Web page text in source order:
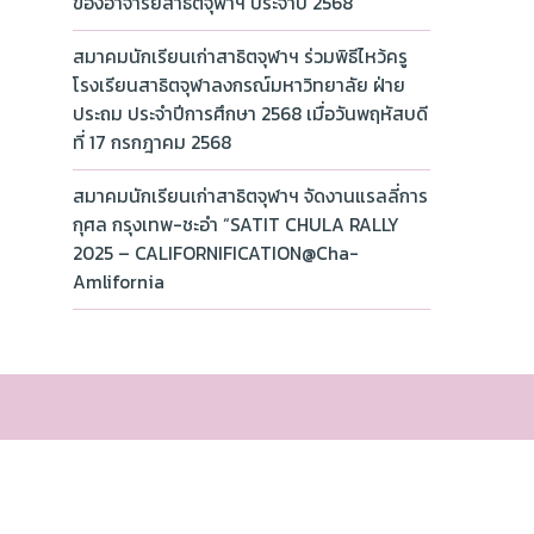
สมาคมนักเรียนเก่าสาธิตจุฬาฯ ร่วมพิธีไหว้ครู
โรงเรียนสาธิตจุฬาลงกรณ์มหาวิทยาลัย ฝ่าย
ประถม ประจำปีการศึกษา 2568 เมื่อวันพฤหัสบดี
ที่ 17 กรกฎาคม 2568
สมาคมนักเรียนเก่าสาธิตจุฬาฯ จัดงานแรลลี่การ
กุศล กรุงเทพ-ชะอำ “SATIT CHULA RALLY
2025 – CALIFORNIFICATION@Cha-
Amlifornia